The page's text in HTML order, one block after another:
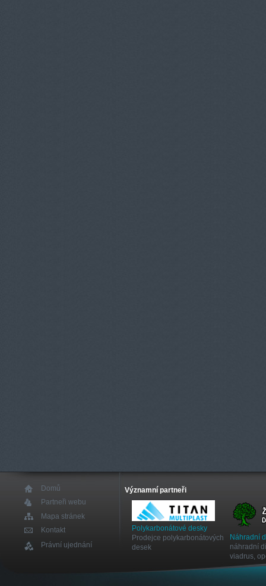
Domů
Partneři webu
Mapa stránek
Kontakt
Právní ujednání
Významní partneři
Polykarbonátové desky
Prodejce polykarbonátových
desek
Náhradní
náhradní
viadrus,